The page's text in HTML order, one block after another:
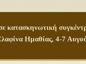
κατασκηνωτική
Ημαθίας, 4-7